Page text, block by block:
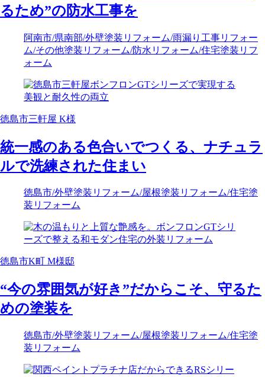
るため”の防水工事を
阿南市/県南部/外壁塗装リフォーム/雨漏り工事リフォー
ム/その他塗装リフォーム/防水リフォーム/住宅塗装リフ
ォーム
徳島市三軒屋 K様
統一感のある色合いでつくる、ナチュラ
ルで洗練された住まい
徳島市/外壁塗装リフォーム/屋根塗装リフォーム/住宅塗
装リフォーム
徳島市K町 M様邸
“今の雰囲気が好き”だからこそ、守るた
めの塗装を
徳島市/外壁塗装リフォーム/屋根塗装リフォーム/住宅塗
装リフォーム